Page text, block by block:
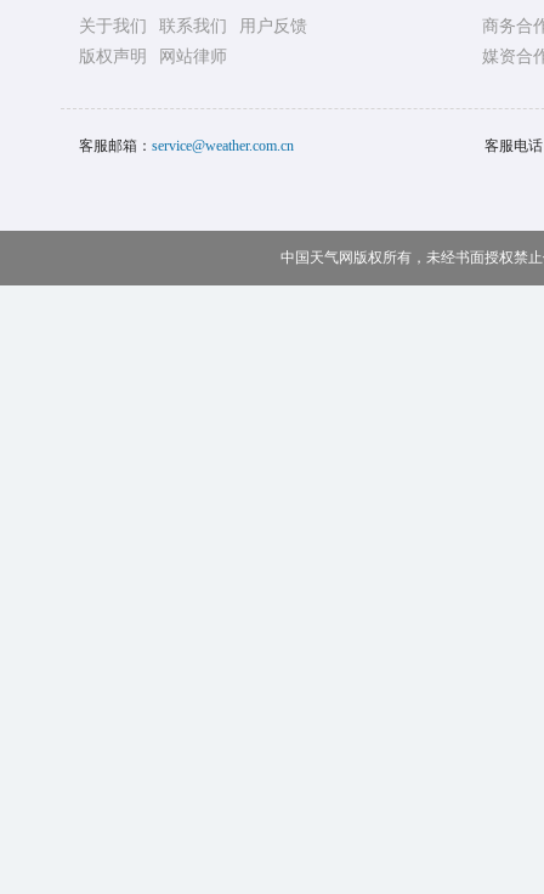
关于我们 联系我们
用户反馈
版权声明
网站律师
商务合
媒资合
客服邮箱： service@weather.com.cn 客服电
中国天气网版权所有，未经书面授权